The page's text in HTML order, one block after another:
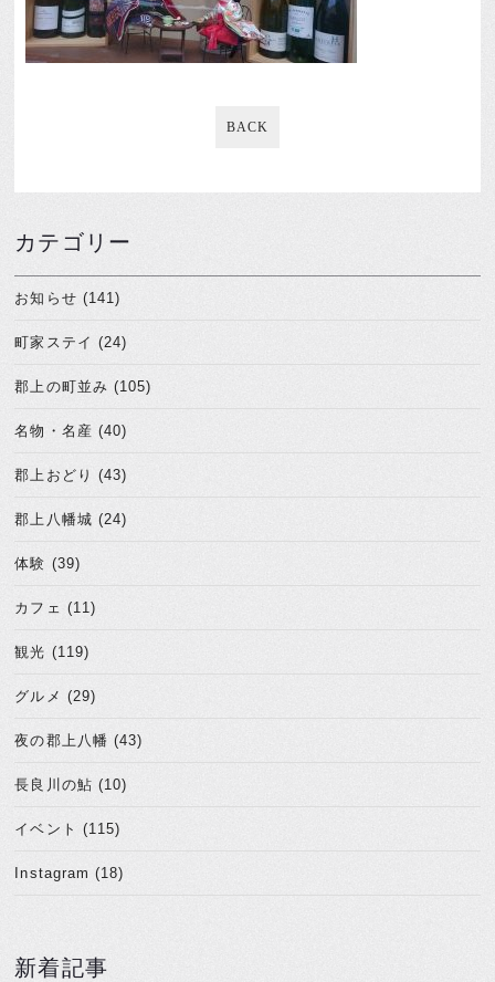
BACK
カテゴリー
お知らせ (141)
町家ステイ (24)
郡上の町並み (105)
名物・名産 (40)
郡上おどり (43)
郡上八幡城 (24)
体験 (39)
カフェ (11)
観光 (119)
グルメ (29)
夜の郡上八幡 (43)
長良川の鮎 (10)
イベント (115)
Instagram (18)
新着記事